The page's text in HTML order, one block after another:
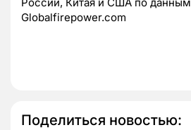
России, Китая и США по данным
Globalfirepower.com
Поделиться новостью: